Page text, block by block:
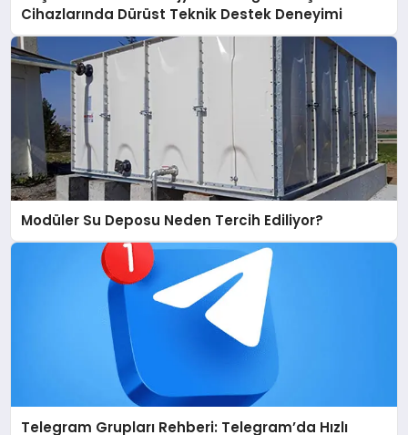
Cihazlarında Dürüst Teknik Destek Deneyimi
Modüler Su Deposu Neden Tercih Ediliyor?
Telegram Grupları Rehberi: Telegram’da Hızlı